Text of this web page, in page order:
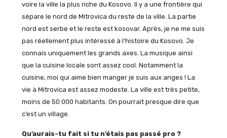
voire la ville la plus riche du Kosovo. Il y a une frontière qui
sépare le nord de Mitrovica du reste de la ville. La partie
nord est serbe et le reste est kosovar. Après, je ne me suis
pas réellement plus intéressé à l’histoire du Kosovo. Je
connais uniquement les grands axes. La musique ainsi
que la cuisine locale sont assez cool. Notamment la
cuisine, moi qui aime bien manger je suis aux anges ! La
vie à Mitrovica est assez modeste. La ville est très petite,
moins de 50 000 habitants. On pourrait presque dire que
c’est un village.
Qu’aurais-tu fait si tu n’étais pas passé pro ?